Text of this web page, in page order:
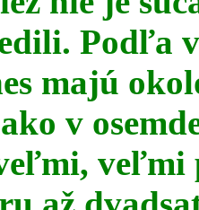
Podľa
majú
v
veľmi